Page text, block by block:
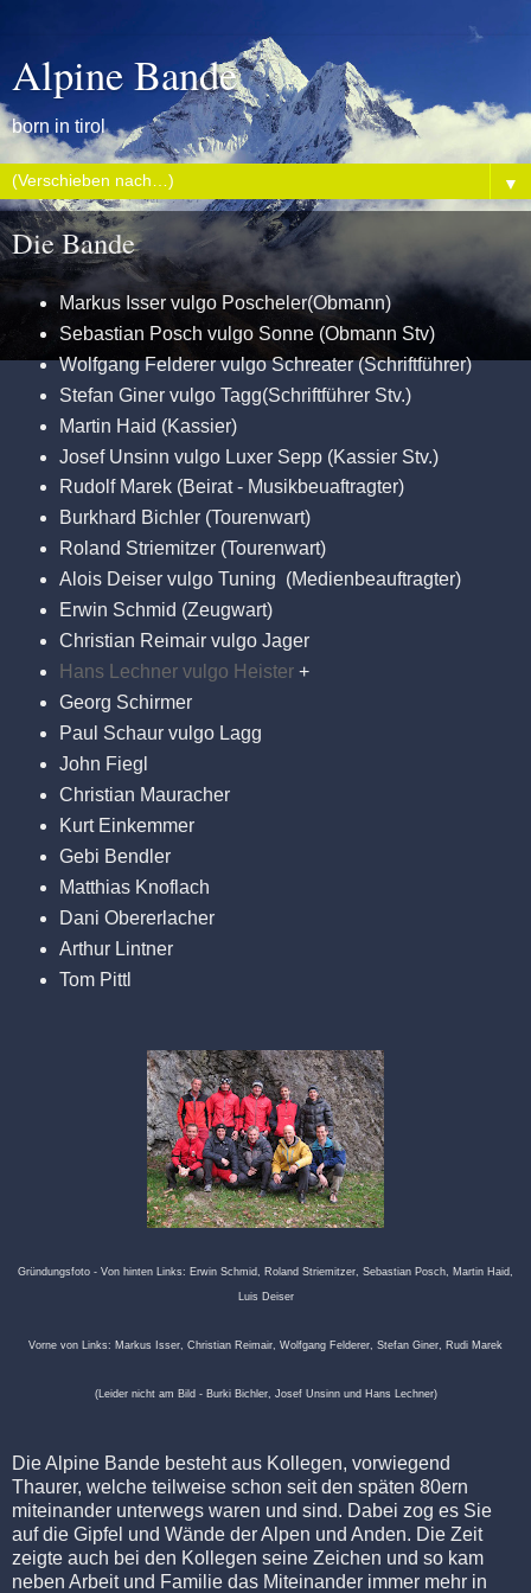
Alpine Bande
born in tirol
▼
Die Bande
Markus Isser vulgo Poscheler(Obmann)
Sebastian Posch vulgo Sonne (Obmann Stv)
Wolfgang Felderer vulgo Schreater (Schriftführer)
Stefan Giner vulgo Tagg(Schriftführer Stv.)
Martin Haid (Kassier)
Josef Unsinn vulgo Luxer Sepp (Kassier Stv.)
Rudolf Marek (Beirat - Musikbeuaftragter)
Burkhard Bichler (Tourenwart)
Roland Striemitzer (Tourenwart)
Alois Deiser vulgo Tuning (Medienbeauftragter)
Erwin Schmid (Zeugwart)
Christian Reimair vulgo Jager
Hans Lechner vulgo Heister +
Georg Schirmer
Paul Schaur vulgo Lagg
John Fiegl
Christian Mauracher
Kurt Einkemmer
Gebi Bendler
Matthias Knoflach
Dani Obererlacher
Arthur Lintner
Tom Pittl
Gründungsfoto - Von hinten Links: Erwin Schmid, Roland Striemitzer, Sebastian Posch, Martin Haid,
Luis Deiser
Vorne von Links: Markus Isser, Christian Reimair, Wolfgang Felderer, Stefan Giner, Rudi Marek
(Leider nicht am Bild - Burki Bichler, Josef Unsinn und Hans Lechner)
Die Alpine Bande besteht aus Kollegen, vorwiegend
Thaurer, welche teilweise schon seit den späten 80ern
miteinander unterwegs waren und sind. Dabei zog es Sie
auf die Gipfel und Wände der Alpen und Anden. Die Zeit
zeigte auch bei den Kollegen seine Zeichen und so kam
neben Arbeit und Familie das Miteinander immer mehr in